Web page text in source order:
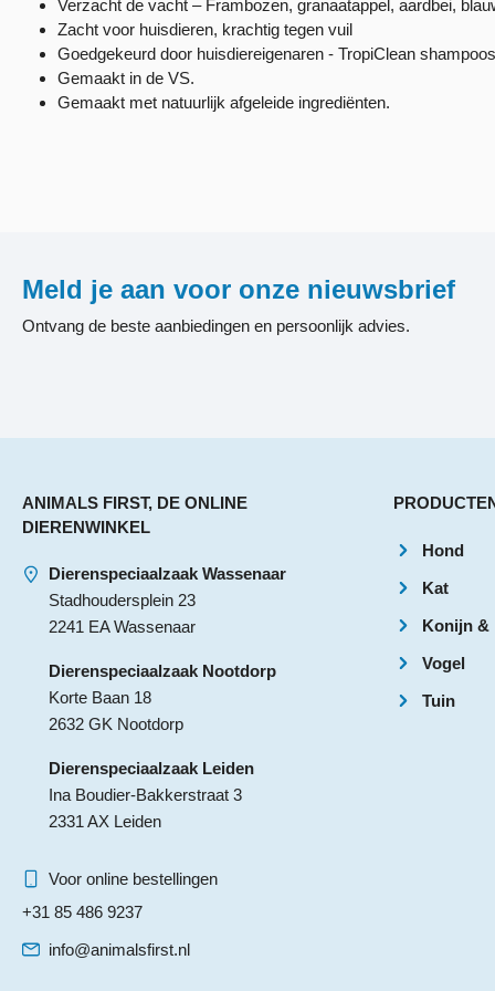
Verzacht de vacht – Frambozen, granaatappel, aardbei,
Zacht voor huisdieren, krachtig tegen vuil
Goedgekeurd door huisdiereigenaren - TropiClean
Gemaakt in de VS.
Gemaakt met natuurlijk afgeleide ingrediënten.
Meld je aan voor onze nieuwsbrief
Ontvang de beste aanbiedingen en persoonlijk advies.
ANIMALS FIRST, DE ONLINE
DIERENWINKEL
Dierenspeciaalzaak Wassenaar
Stadhoudersplein 23
2241 EA Wassenaar
Dierenspeciaalzaak Nootdorp
Korte Baan 18
2632 GK Nootdorp
Dierenspeciaalzaak Leiden
Ina Boudier-Bakkerstraat 3
2331 AX Leiden
Voor online bestellingen
+31 85 486 9237
info@animalsfirst.nl
Hond
Kat
Konijn &
Vogel
Tuin